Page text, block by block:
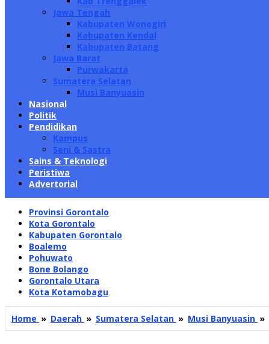
Jawa Tengah
Kabupaten Wonogiri
Kabupaten Kendal
Kabupaten Batang
Jawa Barat
Purwakarta
Sumatera Selatan
Musi Banyuasin
Nasional
Politik
Pendidikan
Kampus
Seni & Sastra
Sains & Teknologi
Peristiwa
Advertorial
Provinsi Gorontalo
Kota Gorontalo
Kabupaten Gorontalo
Boalemo
Pohuwato
Bone Bolango
Gorontalo Utara
Kota Kotamobagu
Home » Daerah » Sumatera Selatan » Musi Banyuasin »